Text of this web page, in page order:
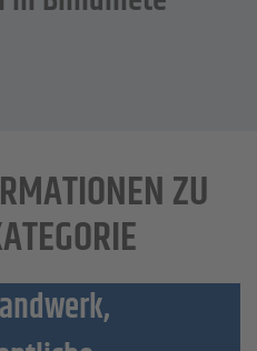
ZU